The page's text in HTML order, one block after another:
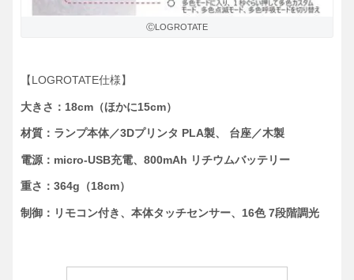
ⒸLOGROTATE
【LOGROTATE仕様】
大きさ：18cm（ほかに15cm）
材質：ランプ本体／3Dプリンタ PLA製、 台座／木製
電源：micro-USB充電、800mAh リチウムバッテリー
重さ：364g（18cm）
制御：リモコン付き、本体タッチセンサー、16色 7段階調光